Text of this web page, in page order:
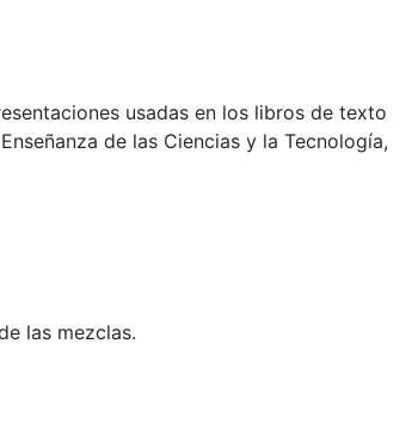
usadas en los libros de texto
de las Ciencias y la Tecnología,
las mezclas.